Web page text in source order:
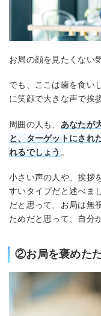
お局の顔を見たくない
でも、ここは歯を食い
に笑顔で大きな声で挨
周囲の人も、 あなたが
と、ターゲットにされ
れるでしょう 。
小さい声の人や、挨拶
すいタイプだと述べま
だと思って、お局は無
ためだと思って、自分
②お局を褒めた